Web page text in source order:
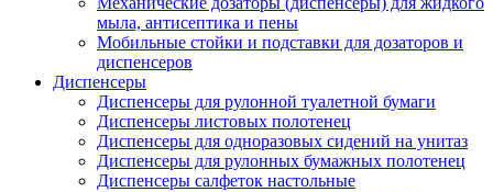
мыла, антисептика и пены
Мобильные стойки и подставки для дозаторов и
диспенсеров
Диспенсеры
Диспенсеры для рулонной туалетной бумаги
Диспенсеры листовых полотенец
Диспенсеры для одноразовых сидений на унитаз
Диспенсеры для рулонных бумажных полотенец
Диспенсеры салфеток настольные